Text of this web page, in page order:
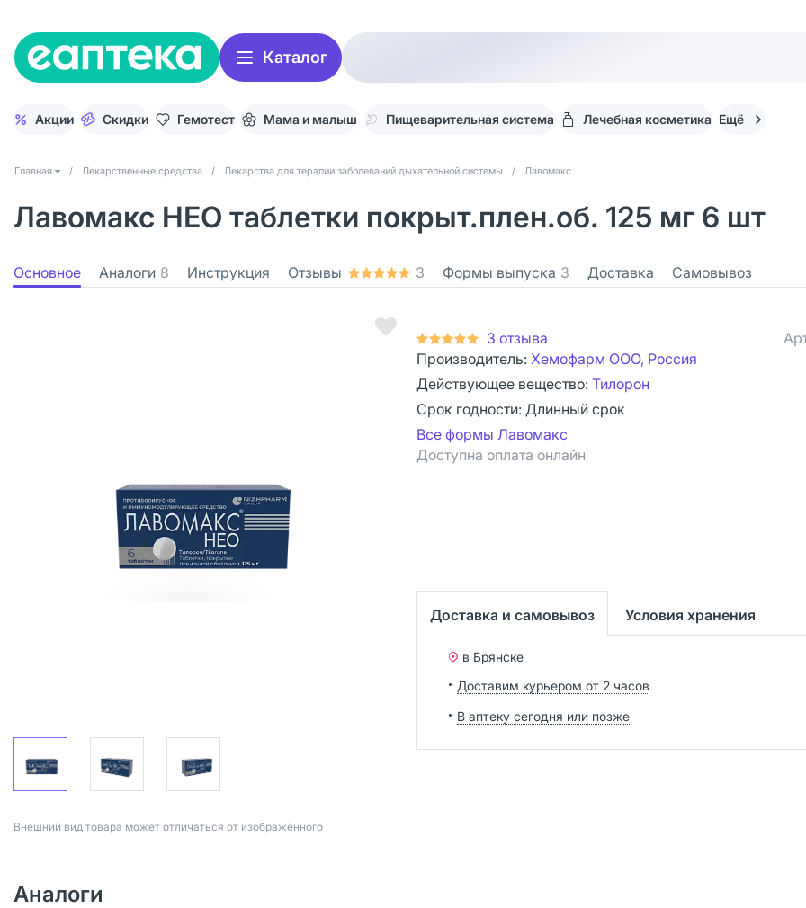
Каталог
Акции Скидки Гемотест Мама и малыш Пищеварительная система Лечебная косметика Ещё
Главная / Лекарственные средства / Лекарства для терапии заболеваний дыхательной системы / Лавомакс
Лавомакс НЕО таблетки покрыт.плен.об. 125 мг 6 шт
Основное Аналоги 8 Инструкция Отзывы 3 Формы выпуска 3 Доставка Самовывоз
Bнешний вид товара может отличаться от изображённого
3 отзыва
Производитель: Хемофарм ООО, Россия
Действующее вещество: Тилорон
Срок годности: Длинный срок
Все формы Лавомакс
Доступна оплата онлайн
Доставка и самовывоз Условия хранения
в Брянске
Доставим курьером от 2 часов
В аптеку сегодня или позже
Аналоги